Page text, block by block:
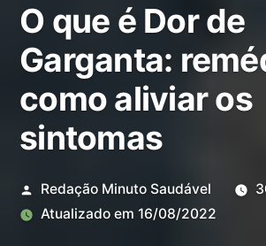
O que é Dor de
Garganta:
como aliviar os
sintomas
Redação Minuto Saudável
Atualizado em 16/08/2022